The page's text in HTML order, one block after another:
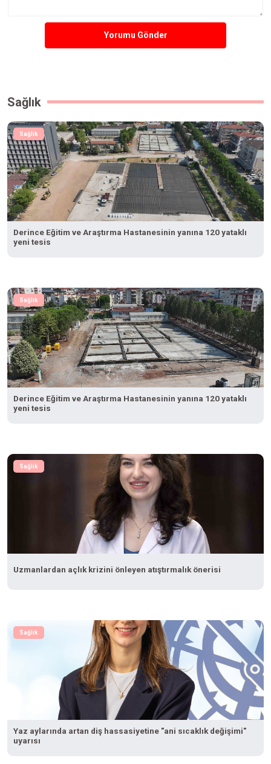
Yorumu Gönder
Sağlık
Sağlık
Derince Eğitim ve Araştırma Hastanesinin yanına 120 yataklı
yeni tesis
Sağlık
Derince Eğitim ve Araştırma Hastanesinin yanına 120 yataklı
yeni tesis
Sağlık
Uzmanlardan açlık krizini önleyen atıştırmalık önerisi
Sağlık
Yaz aylarında artan diş hassasiyetine "ani sıcaklık değişimi"
uyarısı